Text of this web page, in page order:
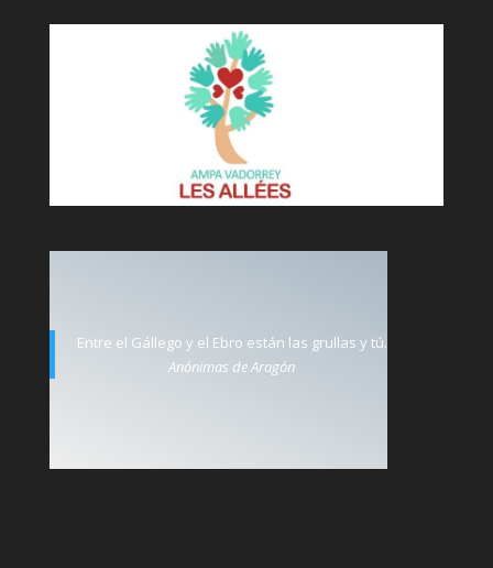
Entre el Gállego y el Ebro están las grullas y tú.
Anónimas de Aragón